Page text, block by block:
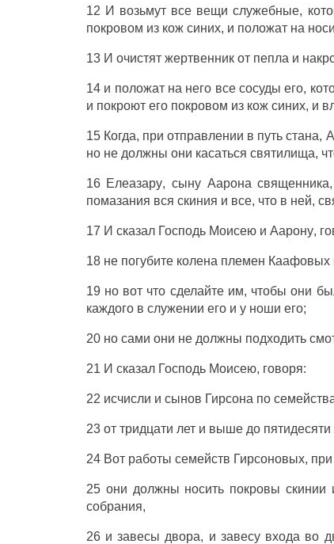
12 И возьмут все вещи служебные,
покровом из кож синих, и положатна
13 И очистят жертвенникот пепла и
14 и положатна него всесосуды его,
и покроютего покровом из кож синих, и
15 Когда, приотправлении в путь стана,
но не должны они касаться святилища,
16 Елеазару, сыну Аарона священника
помазания вся скиния и все, что в ней,
17 И сказал Господь Моисеюи Аарону,
18 не погубите колена племен Каафовых
19 но вот что сделайтеим, чтобы они
каждогов служении его и у ноши его;
20 но сами они не должны подходить
21 И сказал Господь Моисею, говоря:
22 исчисли и сынов Гирсона по
23 от тридцати лети вышедо пятидесяти
24 Вот работы семейств Гирсоновых,
25 они должны носить покровы скинии
собрания,
26 изавесы двора, и завесу входа во